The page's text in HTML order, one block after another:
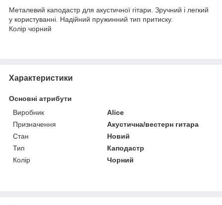
Металевий каподастр для акустичної гітари. Зручний і легкий
у користуванні. Надійний пружинний тип притиску.
Колір чорний
Характеристики
Основні атрибути
Виробник
Alice
Призначення
Акустична/вестерн гитара
Стан
Новий
Тип
Каподастр
Колір
Чорний